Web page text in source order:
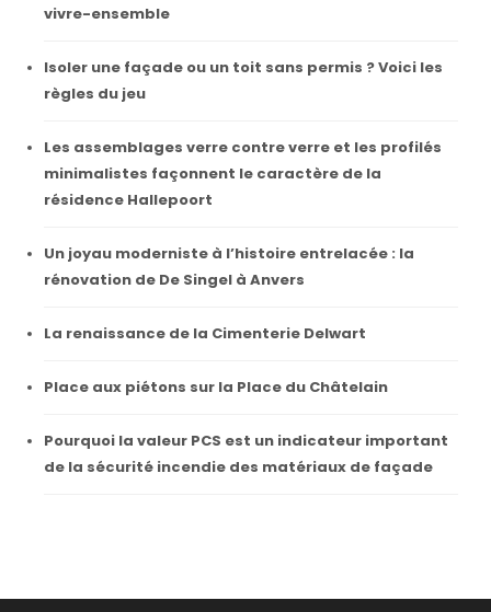
vivre-ensemble
Isoler une façade ou un toit sans permis ? Voici les
règles du jeu
Les assemblages verre contre verre et les profilés
minimalistes façonnent le caractère de la
résidence Hallepoort
Un joyau moderniste à l’histoire entrelacée : la
rénovation de De Singel à Anvers
La renaissance de la Cimenterie Delwart
Place aux piétons sur la Place du Châtelain
Pourquoi la valeur PCS est un indicateur important
de la sécurité incendie des matériaux de façade